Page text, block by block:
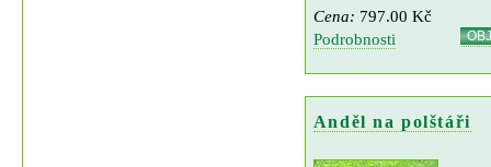
Cena: 797.00 Kč
Podrobnosti
Anděl na polštáři